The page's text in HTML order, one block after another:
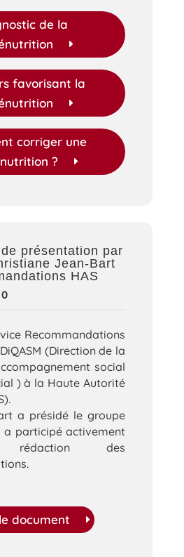
de la
favorisant la
corriger une
?
présentation par
Jean-Bart
HAS
Recommandations
(Direction de la
social
) à la Haute Autorité
a présidé le groupe
participé activement
des
document